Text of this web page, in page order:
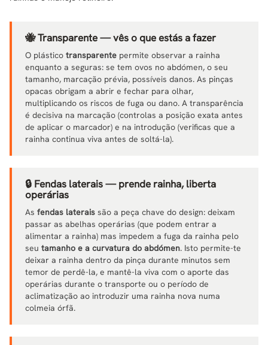
🐝 Transparente — vês o que estás a fazer
O plástico transparente permite observar a rainha
enquanto a seguras: se tem ovos no abdómen, o seu
tamanho, marcação prévia, possíveis danos. As pinças
opacas obrigam a abrir e fechar para olhar,
multiplicando os riscos de fuga ou dano. A transparência
é decisiva na marcação (controlas a posição exata antes
de aplicar o marcador) e na introdução (verificas que a
rainha continua viva antes de soltá-la).
🔒 Fendas laterais — prende rainha, liberta
operárias
As fendas laterais são a peça chave do design: deixam
passar as abelhas operárias (que podem entrar a
alimentar a rainha) mas impedem a fuga da rainha pelo
seu tamanho e a curvatura do abdómen. Isto permite-te
deixar a rainha dentro da pinça durante minutos sem
temor de perdê-la, e mantê-la viva com o aporte das
operárias durante o transporte ou o período de
aclimatização ao introduzir uma rainha nova numa
colmeia órfã.